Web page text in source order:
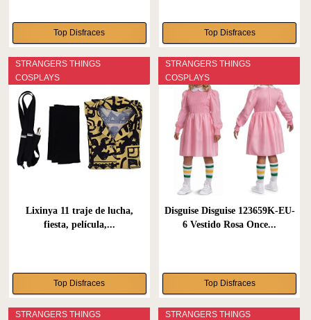
Top Disfraces Top Disfraces
STRANGERS THINGS
COSPLAYS
Lixinya 11 traje de lucha,
fiesta, película,...
Top Disfraces
STRANGERS THINGS
COSPLAYS
Disguise Disguise 123659K-EU-
6 Vestido Rosa Once...
Top Disfraces
STRANGERS THINGS
STRANGERS THINGS